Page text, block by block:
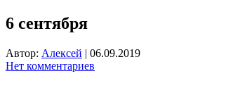
6 сентября
Автор: Алексей | 06.09.2019
Нет комментариев